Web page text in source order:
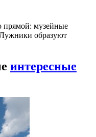
прямой: музейные
образуют
интересные